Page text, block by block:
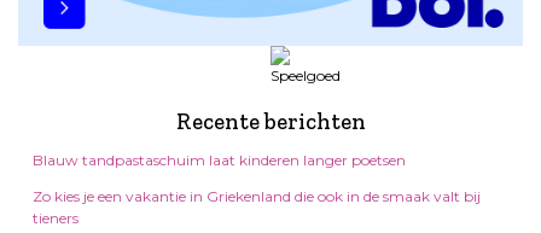
Recente berichten
Blauw tandpastaschuim laat kinderen langer poetsen
Zo kies je een vakantie in Griekenland die ook in de smaak valt bij
tieners